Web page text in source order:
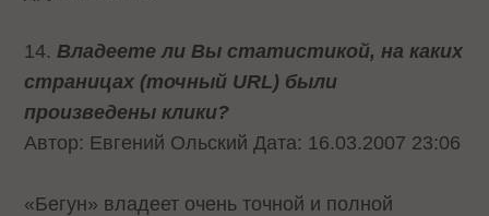
14.Владеете ли Вы статистикой, на каких
страницах (точный URL) были
произведены клики?
Автор: Евгений Ольский Дата: 16.03.2007 23:06
«Бегун» владеет очень точной и полной